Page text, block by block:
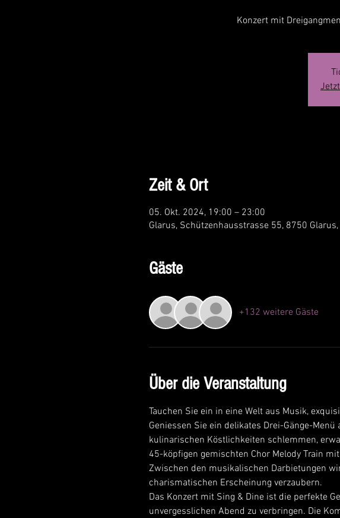
Konzert mit
Zeit & Ort
05. Okt. 2024, 19:00 – 23:00
Glarus, Schützenhausstrasse 55, 8750
Gäste
+132 weitere Gäste
Über die Veranstaltung
Tauchen Sie ein in eine Welt aus Musik,
Geniessen Sie ein delikates Drei-Gänge-
kulinarischen Köstlichkeiten schlemmen,
45-köpfigen gemischten Chor Melody Train
Zwischen den musikalischen Darbietungen
charismatischen Erscheinung verzaubern.
Das Konzert mit Sing & Dine ist die perfekte
unvergesslichen Abend zu verbringen. Die